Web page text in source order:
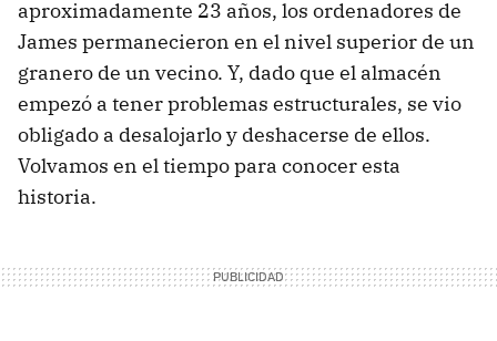
aproximadamente 23 años, los ordenadores de
James permanecieron en el nivel superior de un
granero de un vecino. Y, dado que el almacén
empezó a tener problemas estructurales, se vio
obligado a desalojarlo y deshacerse de ellos.
Volvamos en el tiempo para conocer esta
historia.